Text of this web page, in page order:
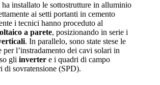
ha installato le sottostrutture in alluminio
ai setti portanti in cemento
i tecnici hanno proceduto al
a parete, posizionando in serie i
. In parallelo, sono state stese le
per l’instradamento dei cavi solari in
gli inverter e i quadri di campo
di sovratensione (SPD).